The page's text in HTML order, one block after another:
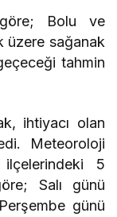
göre; Bolu ve
üzere sağanak
tahmin
ihtiyacı olan
Meteoroloji
5
Salı günü
günü